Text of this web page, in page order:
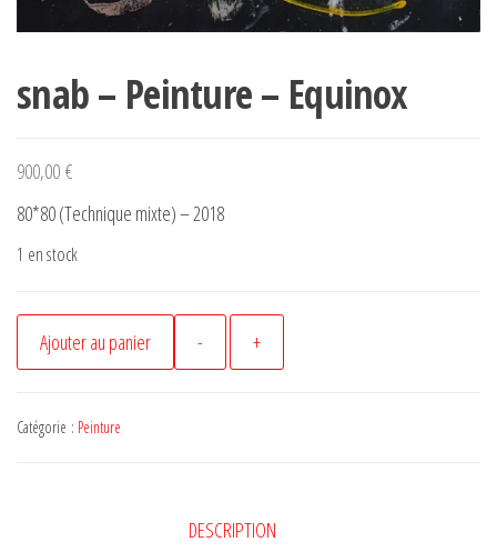
snab – Peinture – Equinox
900,00 €
80*80 (Technique mixte) – 2018
1 en stock
-
-
+
Ajouter au panier
Catégorie : Peinture
DESCRIPTION